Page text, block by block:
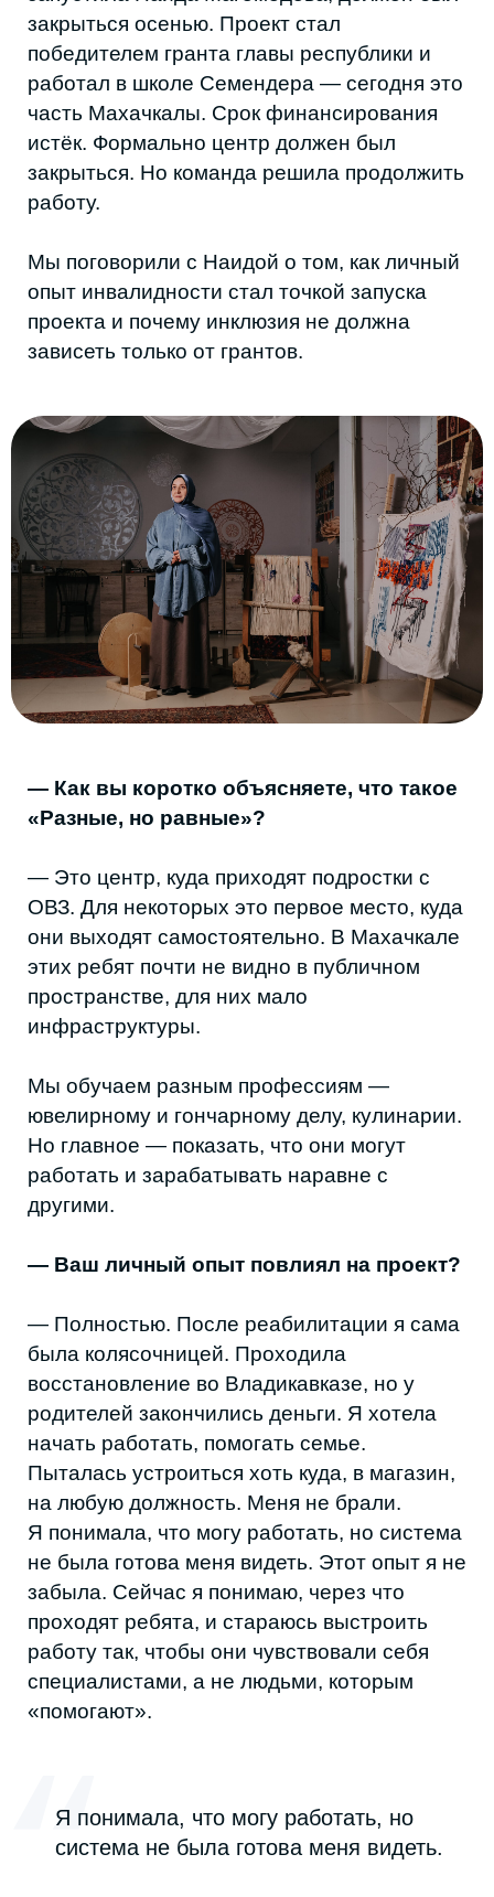
опыт инвалидности стал точкой запуска
проекта и почему инклюзия не должна
зависеть только от грантов.
— Как вы коротко объясняете, что такое
«Разные, но равные»?
— Это центр, куда приходят подростки с
ОВЗ. Для некоторых это первое место, куда
они выходят самостоятельно. В Махачкале
этих ребят почти не видно в публичном
пространстве, для них мало
инфраструктуры.
Мы обучаем разным профессиям —
ювелирному и гончарному делу, кулинарии.
Но главное — показать, что они могут
— Ваш личный опыт повлиял на проект?
была колясочницей. Проходила
восстановление во Владикавказе, но у
родителей закончились деньги. Я хотела
начать работать, помогать семье.
Пыталась устроиться хоть куда, в магазин,
на любую должность. Меня не брали.
Я понимала, что могу работать, но система
проходят ребята, и стараюсь выстроить
работу так, чтобы они чувствовали себя
специалистами, а не людьми, которым
«помогают».
Я понимала, что могу работать, но
система не была готова меня видеть.
— Как устроена работа центра?
— Проект был победителем гранта главы
республики. Мы оборудовали мастерские в
которые прошли обучение и теперь
помогают новичкам.